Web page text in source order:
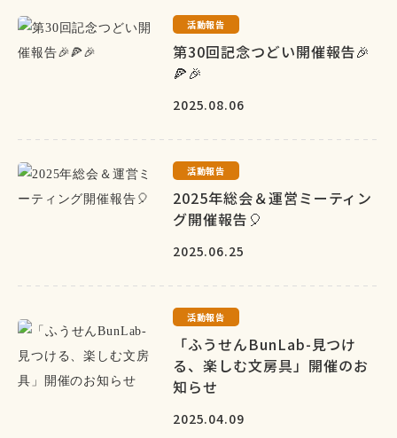
活動報告
第30回記念つどい開催報告🎉
🍕🎉
2025.08.06
活動報告
2025年総会＆運営ミーティン
グ開催報告🎈
2025.06.25
活動報告
「ふうせんBunLab-見つけ
る、楽しむ文房具」開催のお
知らせ
2025.04.09